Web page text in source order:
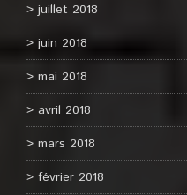
juillet 2018
juin 2018
mai 2018
avril 2018
mars 2018
février 2018